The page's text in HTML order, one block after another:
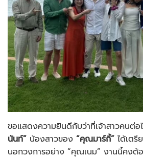
ขอแสดงความยินดีกับว่าที่เจ้าสาวคนต่อ
นันท์” น้องสาวของ “คุณมาร์กี้” ได้เต
นอกวงการอย่าง “คุณเนม” งานนี้คงต้